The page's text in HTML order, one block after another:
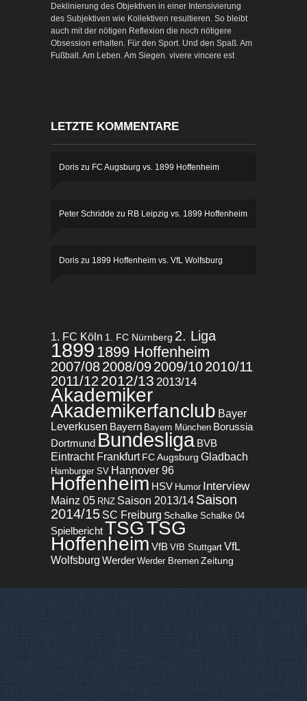
Deklinierung des Objektiven in einer Intensivierung
des Subjektiven wie Kollektiven resultieren. So bleibt
auch mit der nötigen Reflexion die noch nötigere
Obsession erhalten. Für den Sport. Und den Spaß. Am
Fußball. Am Leben. Am Siegen. vivere vincere est
LETZTE KOMMENTARE
Doris zu FC Augsburg vs. 1899 Hoffenheim
Peter Schridde zu RB Leipzig vs. 1899 Hoffenheim
Doris zu 1899 Hoffenheim vs. VfL Wolfsburg
1. FC Köln 1. FC Nürnberg 2. Liga
1899 1899 Hoffenheim
2007/082008/092009/102010/11
2011/12 2012/13 2013/14
Akademiker
Akademikerfanclub Bayer
Leverkusen Bayern Bayern München Borussia
Dortmund Bundesliga BVB
Eintracht Frankfurt FC Augsburg Gladbach
Hamburger SV Hannover 96
Hoffenheim HSV Humor Interview
Mainz 05 RNZ Saison 2013/14 Saison
2014/15 SC Freiburg Schalke Schalke 04
SpielberichtTSGTSG
Hoffenheim VfB VfB Stuttgart VfL
Wolfsburg Werder Werder Bremen Zeitung